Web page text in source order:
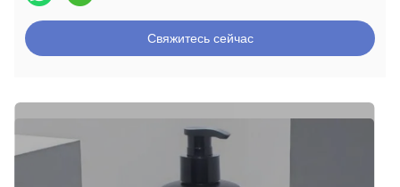
Свяжитесь сейчас